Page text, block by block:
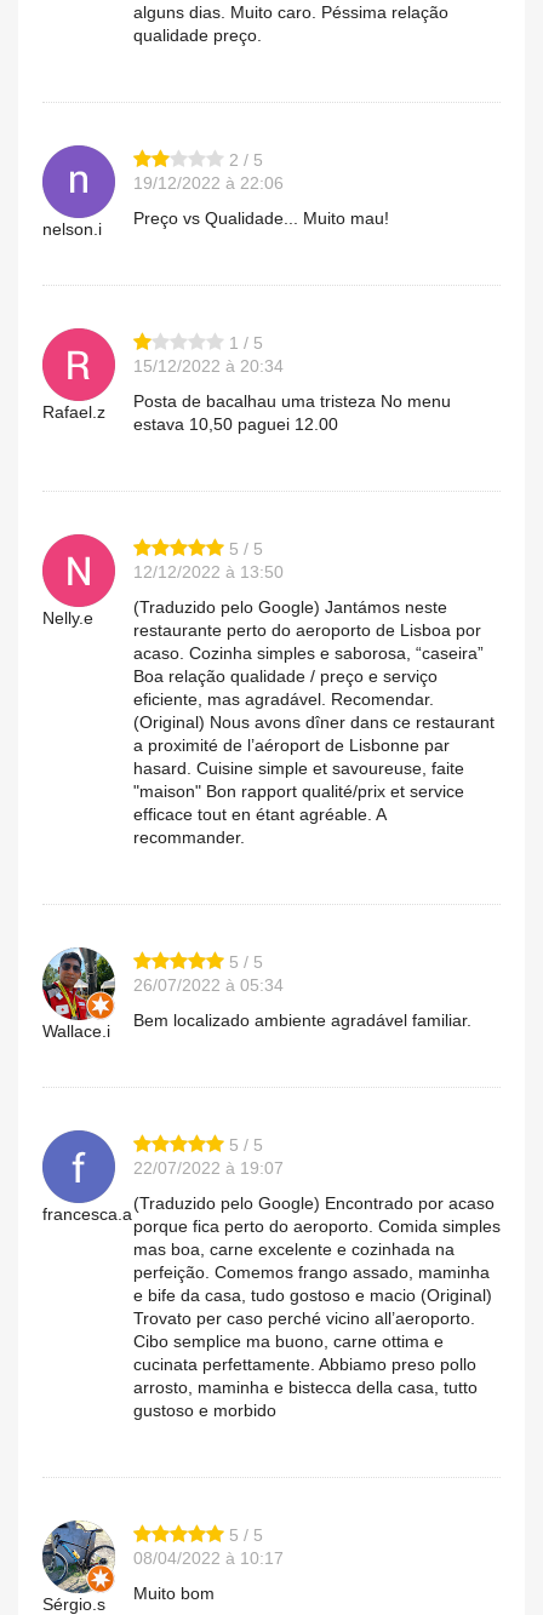
alguns dias. Muito caro. Péssima relação
qualidade preço.
nelson.i
2 / 5
19/12/2022 à 22:06
Preço vs Qualidade... Muito mau!
Rafael.z
1 / 5
15/12/2022 à 20:34
Posta de bacalhau uma tristeza No menu
estava 10,50 paguei 12.00
Nelly.e
5 / 5
12/12/2022 à 13:50
(Traduzido pelo Google) Jantámos neste
restaurante perto do aeroporto de Lisboa por
acaso. Cozinha simples e saborosa, “caseira”
Boa relação qualidade / preço e serviço
eficiente, mas agradável. Recomendar.
(Original) Nous avons dîner dans ce restaurant
a proximité de l’aéroport de Lisbonne par
hasard. Cuisine simple et savoureuse, faite
"maison" Bon rapport qualité/prix et service
efficace tout en étant agréable. A
recommander.
Wallace.i
5 / 5
26/07/2022 à 05:34
Bem localizado ambiente agradável familiar.
francesca.a
5 / 5
22/07/2022 à 19:07
(Traduzido pelo Google) Encontrado por acaso
porque fica perto do aeroporto. Comida simples
mas boa, carne excelente e cozinhada na
perfeição. Comemos frango assado, maminha
e bife da casa, tudo gostoso e macio (Original)
Trovato per caso perché vicino all’aeroporto.
Cibo semplice ma buono, carne ottima e
cucinata perfettamente. Abbiamo preso pollo
arrosto, maminha e bistecca della casa, tutto
gustoso e morbido
Sérgio.s
5 / 5
08/04/2022 à 10:17
Muito bom